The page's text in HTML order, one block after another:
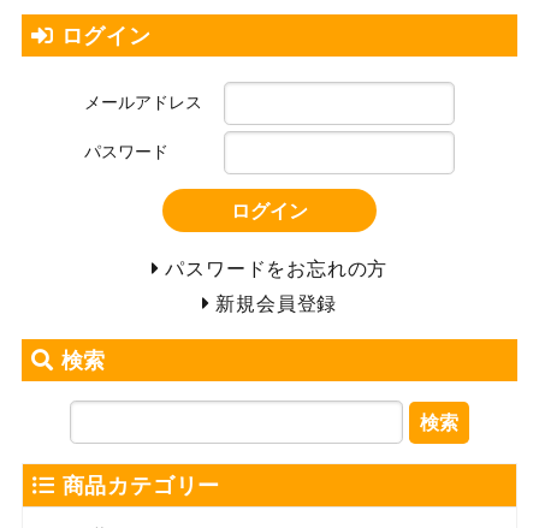
ログイン
メールアドレス
パスワード
ログイン
パスワードをお忘れの方
新規会員登録
検索
検索
商品カテゴリー